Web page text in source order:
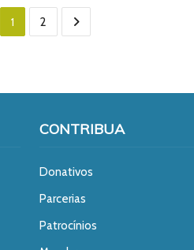
1 2
CONTRIBUA
Donativos
Parcerias
Patrocínios